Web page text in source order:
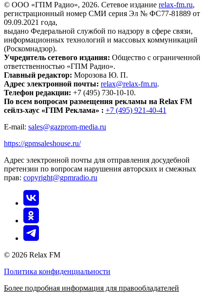
© ООО «ГПМ Радио», 2026. Сетевое издание relax-fm.ru,
регистрационный номер СМИ серия Эл № ФС77-81889 от
09.09.2021 года,
выдано Федеральной службой по надзору в сфере связи,
информационных технологий и массовых коммуникаций
(Роскомнадзор).
Учредитель сетевого издания: Общество с ограниченной
ответственностью «ГПМ Радио».
Главный редактор: Морозова Ю. П.
Адрес электронной почты: relax@relax-fm.ru.
Телефон редакции: +7 (495) 730-10-10.
По всем вопросам размещения рекламы на Relax FM
сейлз-хаус «ГПМ Реклама» : +7 (495) 921-40-41
E-mail: sales@gazprom-media.ru
https://gpmsaleshouse.ru/
Адрес электронной почты для отправления досудебной
претензии по вопросам нарушения авторских и смежных
прав: copyright@gpmradio.ru
© 2026 Relax FM
Политика конфиденциальности
Более подробная информация для правообладателей